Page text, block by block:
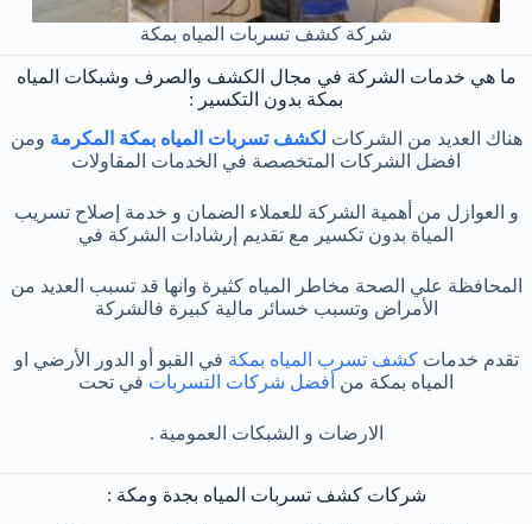
شركة كشف تسربات المياه بمكة
ما هي خدمات الشركة في مجال الكشف والصرف وشبكات المياه
بمكة بدون التكسير :
هناك العديد من الشركات لكشف تسربات المياه بمكة المكرمة ومن
افضل الشركات المتخصصة في الخدمات المقاولات
و العوازل من أهمية الشركة للعملاء الضمان و خدمة إصلاح تسريب
المياة بدون تكسير مع تقديم إرشادات الشركة في
المحافظة علي الصحة مخاطر المياه كثيرة وانها قد تسبب العديد من
الأمراض وتسبب خسائر مالية كبيرة فالشركة
تقدم خدمات كشف تسرب المياه بمكة في القبو أو الدور الأرضي او
المياه بمكة من أفضل شركات التسربات في تحت
الارضات و الشبكات العمومية .
شركات كشف تسربات المياه بجدة ومكة :